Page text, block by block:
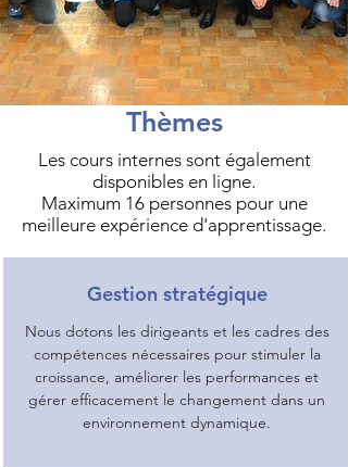
Thèmes
Les cours internes sont également
disponibles en ligne.
Maximum 16 personnes pour une
meilleure expérience d'apprentissage.
Gestion stratégique
Nous dotons les dirigeants et les cadres des
compétences nécessaires pour stimuler la
croissance, améliorer les performances et
gérer efficacement le changement dans un
environnement dynamique.